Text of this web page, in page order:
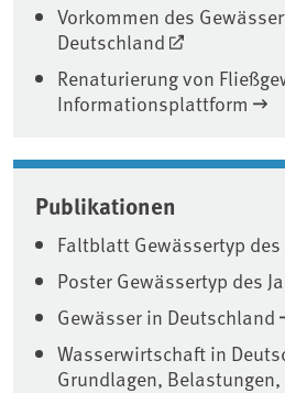
Vorkommen des
Deutschland
Renaturierung von
Informationsplattform
Publikationen
Faltblatt Gewässertyp des
Poster Gewässertyp des
Gewässer in Deutschland
Wasserwirtschaft in
Grundlagen,